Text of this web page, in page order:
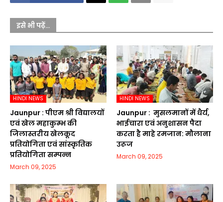
इसे भी पढ़ें...
HINDI NEWS
Jaunpur :​ पीएम श्री विद्यालयों
एवं खेल महाकुम्भ की
जिलास्तरीय खेलकूद
प्रतियोगिता एवं सांस्कृतिक
प्रतियोगिता सम्पन्न
March 09, 2025
HINDI NEWS
Jaunpur : ​ मुसलमानों में धैर्य,
भाईचारा एवं अनुशासन पैदा
करता है माहे रमजान: मौलाना
उरूज
March 09, 2025